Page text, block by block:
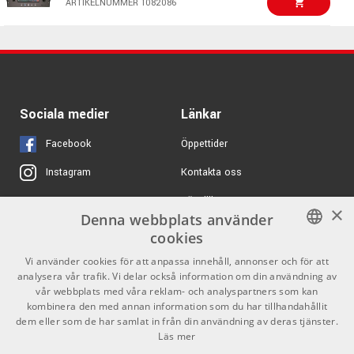
Feedback Assistant upptäcker problemfrekvenser och
delay och modulation. Instrumentspecifika presets gör det
snabbt att hitta rätt grundljud utan att behöva lägga
mycket tid på avancerad programmering.
Inbyggt Wi-Fi
CQ-20B har inbyggt tvåbandigt Wi-Fi, vilket gör att du kan
ansluta direkt till mixern utan extern router. Det ger snabb
riggning och gör mixern enkel att använda i lokaler där
nätverket är osäkert eller saknas.
USB-interface och SD-inspelning
Peavey AUREUS™ 28
Digital Mixer
ARTIKELNUMMER 1067239
Peavey Aureus Mini
ARTIKELNUMMER 1093285
ARTIKELNUMMER 1082086
Sociala medier
Facebook
Instagram
X
Youtube
TikTok
Länkar
Öppettider
Kontakta oss
Köpvillkor
Butiken
Varumärken
GDPR & Cookies
Kontakt
SWEDISH
ENGLISH
×
Denna webbplats använder
cookies
Vi använder cookies för att anpassa innehåll, annonser och för att
analysera vår trafik. Vi delar också information om din användning av
vår webbplats med våra reklam- och analyspartners som kan
kombinera den med annan information som du har tillhandahållit
dem eller som de har samlat in från din användning av deras tjänster.
Läs mer